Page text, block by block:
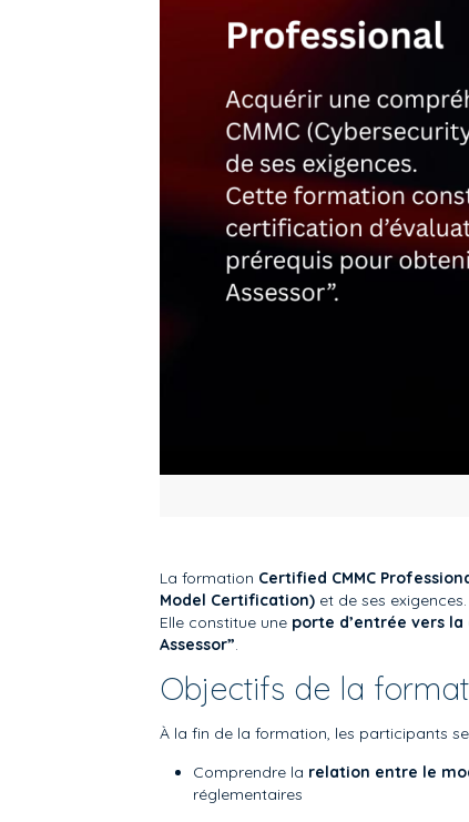
La formation Certified CMMC
Model Certification) et de ses exigences.
Elle constitue une porte d’entrée vers
Assessor”.
Objectifs de la
À la fin de la formation, les participants
Comprendre la relation entre le
réglementaires